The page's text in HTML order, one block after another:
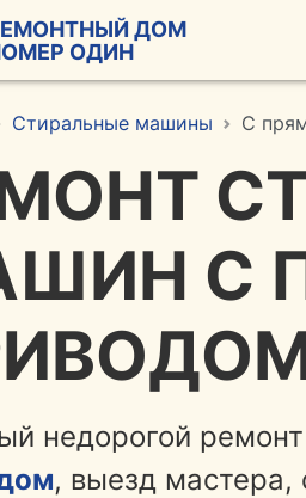
ДОМ
ОДИН
Стиральные машины С
С
недорогой ремонт
, выезд мастера,